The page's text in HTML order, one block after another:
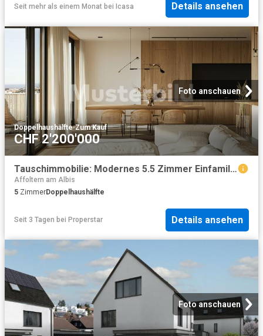
Seit mehr als einem Monat bei Icasa Details ansehen
Foto anschauen
Doppelhaushälfte·Zum Kauf
CHF 2'200'000
Tauschimmobilie: Modernes 5.5 Zimmer Einfamilienhaus in Männedorf
Affoltern am Albis
5 ZimmerDoppelhaushälfte
Seit 3 Tagen bei Properstar Details ansehen
Foto anschauen